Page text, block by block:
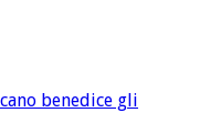
benedice gli